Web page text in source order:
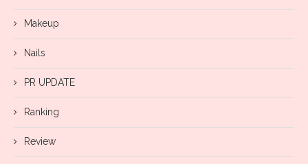
Makeup
Nails
PR UPDATE
Ranking
Review